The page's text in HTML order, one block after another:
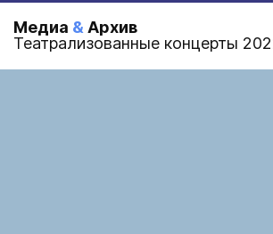
Медиа &Архив
Театрализованные концерты